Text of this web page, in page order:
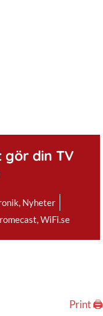
gör din TV
, Nyheter
,WiFi.se
Print 🖨